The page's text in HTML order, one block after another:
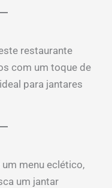
restaurante
com um toque de
para jantares
menu eclético,
um jantar